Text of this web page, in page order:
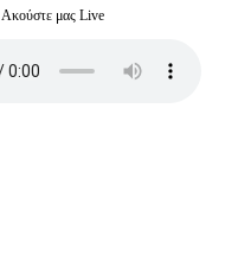
Ακούστε μας Live